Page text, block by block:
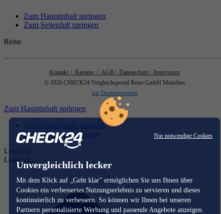
Nur notwendige Cookies
Unvergleichlich lecker
Mit dem Klick auf „Geht klar” ermöglichen Sie uns Ihnen über
Cookies ein verbessertes Nutzungserlebnis zu servieren und dieses
kontinuierlich zu verbessern. So können wir Ihnen bei unseren
Partnern personalisierte Werbung und passende Angebote anzeigen.
Zum Hauptinhalt springen
Zum Seitenfuß springen
Reise
Kontakt | Karriere | AGB | Datenschutz
| Impressum
© 2026 CHECK24 Vergleichsportal Reise GmbH München
zur Desktopversion
Zum Hauptinhalt springen
Zum Hauptinhalt springen
Zum Seitenfuß springen
Loading...
Loading...